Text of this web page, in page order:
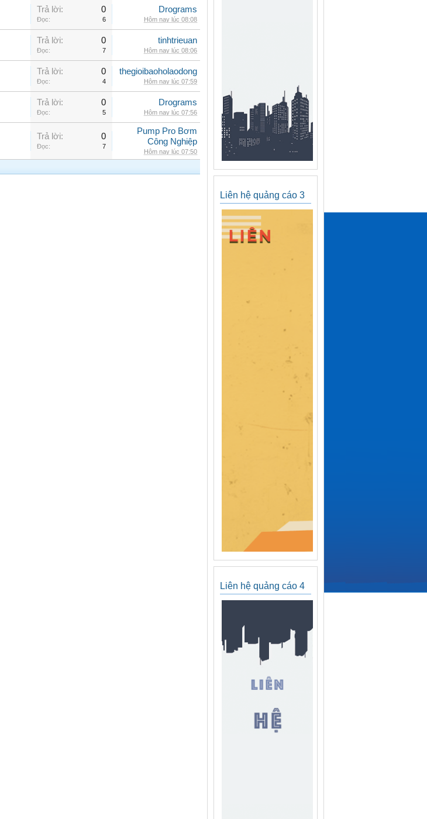
Trả lời: 0
Đọc: 6
Drograms
Hôm nay lúc 08:08
Trả lời: 0
Đọc: 7
tinhtrieuan
Hôm nay lúc 08:06
Trả lời: 0
Đọc: 4
thegioibaoholaodong
Hôm nay lúc 07:59
Trả lời: 0
Đọc: 5
Drograms
Hôm nay lúc 07:56
Trả lời: 0
Đọc: 7
Pump Pro Bơm
Công Nghiệp
Hôm nay lúc 07:50
Liên hệ quảng cáo 3
Liên hệ quảng cáo 4